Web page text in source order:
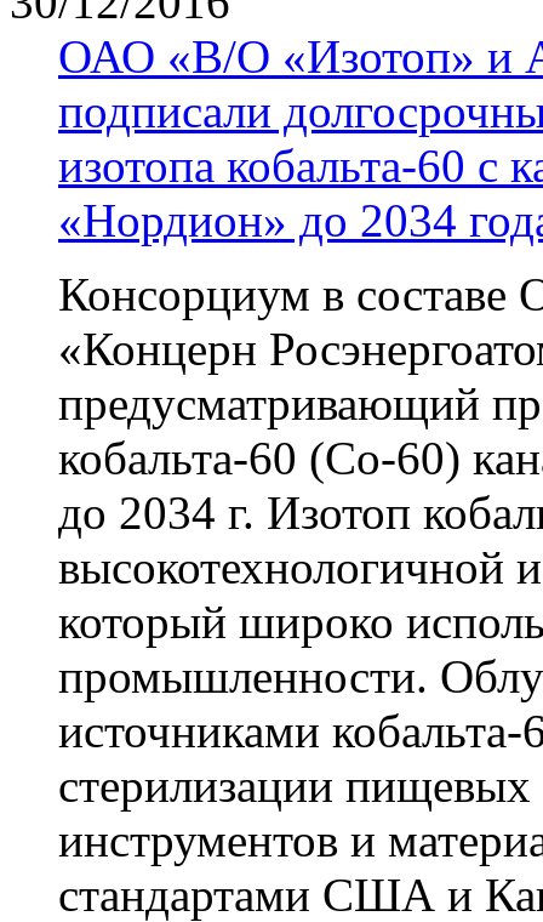
ОАО «В/О «Изотоп» и
подписали
изотопа кобальта-60 с
«Нордион» до 2034
Консорциум в
«Концерн
предусматривающий
кобальта-60 (Со-60)
до 2034 г. Изотоп
высокотехнологичной
который широко
промышленности.
источниками
стерилизации
инструментов и
стандартами США и